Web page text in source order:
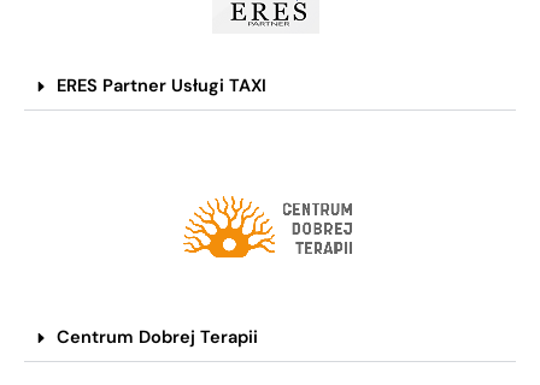
ERES Partner Usługi TAXI
Centrum Dobrej Terapii